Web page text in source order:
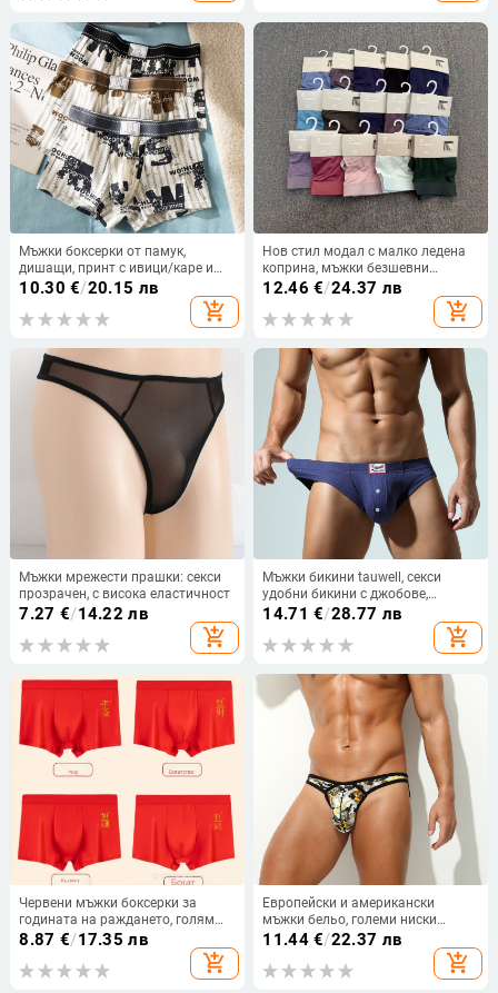
Мъжки боксерки от памук,
дишащи, принт с ивици/каре и
текст, средна талия, удобни за
10.30 €/20.15 лв
add_shopping_cart
Нов стил модал с малко ледена
коприна, мъжки безшевни
дишащи боксерки с контрол на
12.46 €/24.37 лв
add_shopping_cart
Мъжки мрежести прашки: секси
прозрачен, с висока еластичност
7.27 €/14.22 лв
add_shopping_cart
Мъжки бикини tauwell, секси
удобни бикини с джобове,
младежки клинове, европейски и
продажби през граница
14.71 €/28.77 лв
add_shopping_cart
Червени мъжки боксерки за
годината на раждането, голям
размер, комфортни и дишащи
8.87 €/17.35 лв
add_shopping_cart
Европейски и американски
мъжки бельо, големи ниски
талии, триъгълни шорти,
мрежести, микропрозрачни,
високо еластични, дишащи, секси
11.44€/22.37 лв
add_shopping_cart